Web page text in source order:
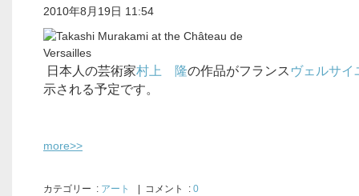
2010年8月19日 11:54
日本人の芸術家村上 隆の作品がフランス ヴェルサイ
示される予定です。
more>>
カテゴリー : アート | コメント : 0